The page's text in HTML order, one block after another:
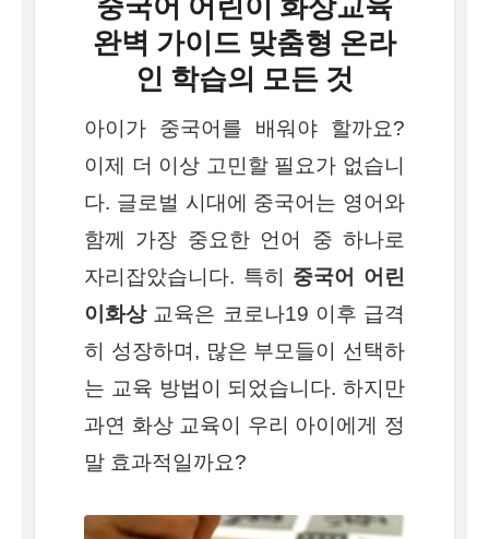
완벽 가이드 맞춤형 온라
인 학습의 모든 것
아이가 중국어를 배워야 할까요?
이제 더 이상 고민할 필요가 없습니
다. 글로벌 시대에 중국어는 영어와
함께 가장 중요한 언어 중 하나로
자리잡았습니다. 특히 중국어 어린
이화상교육은 코로나19 이후 급격
히 성장하며, 많은 부모들이 선택하
는 교육 방법이 되었습니다. 하지만
과연 화상 교육이 우리 아이에게 정
말 효과적일까요?